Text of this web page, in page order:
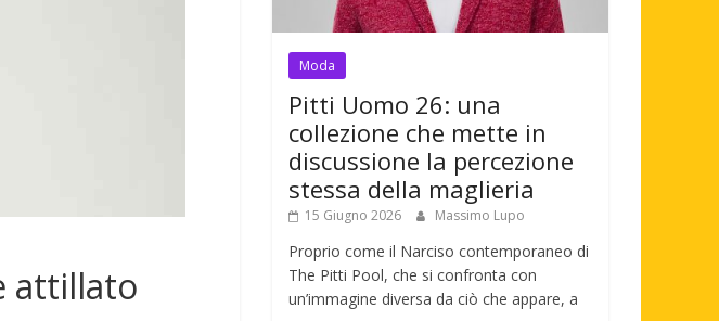
attillato
Moda
Pitti Uomo 26: una
collezione che mette in
discussione la percezione
stessa della maglieria
15 Giugno 2026 Massimo Lupo
Proprio come il Narciso contemporaneo di
The Pitti Pool, che si confronta con
un’immagine diversa da ciò che appare, a